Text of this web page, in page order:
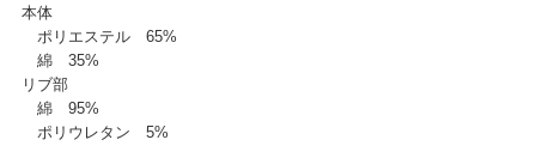
本体
ポリエステル 65%
綿 35%
リブ部
綿 95%
ポリウレタン 5%